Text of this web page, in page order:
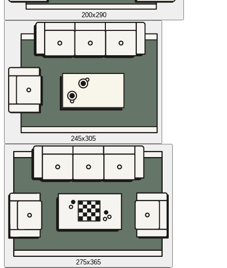
200x290
245x305
275x365